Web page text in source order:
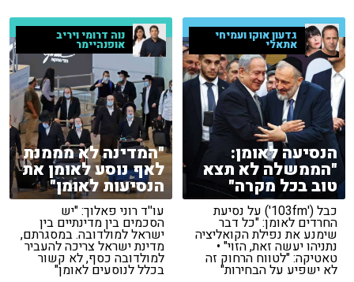
גדעון אוקו ועמיחי
אתאלי
הנסיעה לאומן:
"הממשלה לא תצא
טוב בכל מקרה"
כבל ('103fm') על נסיעת
החרדים לאומן: "כל דבר
שימנע את נפילת הקואליציה
נתניהו יעשה זאת, הזוי" •
טאטיקה: "לטווח הרחוק זה
לא ישפיע על הבחירות"
נוה דרומי ויריב
אופנהיימר
"המדינה לא מממנת
לאף נוסע לאומן את
הנסיעות לאומן"
עו''ד רוני פאלוך: "יש
הסכמים בין מדינתיים בין
ישראל למולדובה. במסגרתם,
מדינת ישראל צריכה להעביר
למולדובה כסף, לא קשור
בכלל לנוסעים לאומן"